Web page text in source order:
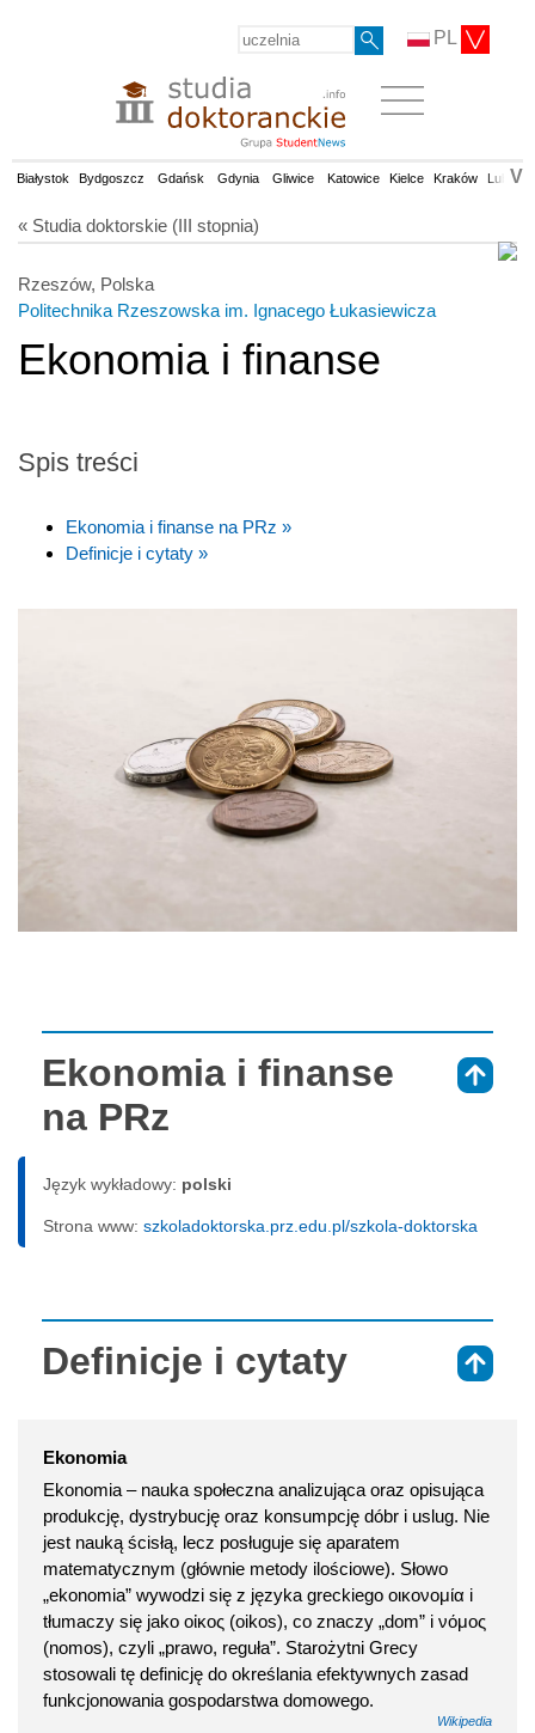
PL
Białystok Bydgoszcz Gdańsk Gdynia Gliwice Katowice Kielce Kraków Lublin
V
« Studia doktorskie (III stopnia)
Rzeszów, Polska
Politechnika Rzeszowska im. Ignacego Łukasiewicza
Ekonomia i finanse
Spis treści
Ekonomia i finanse na PRz »
Definicje i cytaty »
Ekonomia i finanse
na PRz
Język wykładowy: polski
Strona www: szkoladoktorska.prz.edu.pl/szkola-doktorska
Definicje i cytaty
Ekonomia
Ekonomia – nauka społeczna analizująca oraz opisująca
produkcję, dystrybucję oraz konsumpcję dóbr i uslug. Nie
jest nauką ścisłą, lecz posługuje się aparatem
matematycznym (głównie metody ilościowe). Słowo
„ekonomia” wywodzi się z języka greckiego οικονομία i
tłumaczy się jako οἰκος (oikos), co znaczy „dom” i νόμος
(nomos), czyli „prawo, reguła”. Starożytni Grecy
stosowali tę definicję do określania efektywnych zasad
funkcjonowania gospodarstwa domowego.
Wikipedia